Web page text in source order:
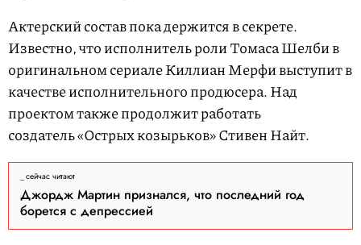
Актерский состав пока держится в секрете.
Известно, что исполнитель роли Томаса Шелби в
оригинальном сериале Киллиан Мерфи выступит в
качестве исполнительного продюсера. Над
проектом также продолжит работать
создатель «Острых козырьков» Стивен Найт.
сейчас читают
Джордж Мартин признался, что последний год
борется с депрессией